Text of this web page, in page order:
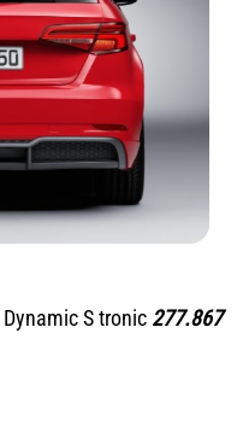
S tronic 277.867